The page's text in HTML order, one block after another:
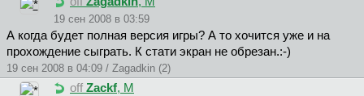
19 сен 2008 в 03:59
А когда будет полная версия игры? А то хочится уже и на
прохождение сыграть. К стати экран не обрезан.:-)
19 сен 2008 в 04:09 / Zagadkin (2)
off Zackf, М